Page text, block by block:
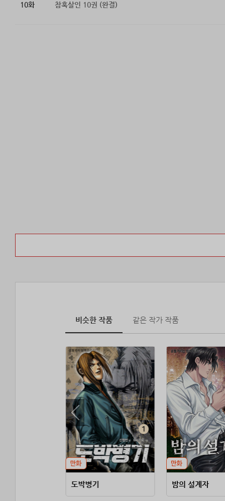
10화 참혹살인 10권 (완결)
비슷한 작품 같은 작가 작품
도박병기 밤의 설계자